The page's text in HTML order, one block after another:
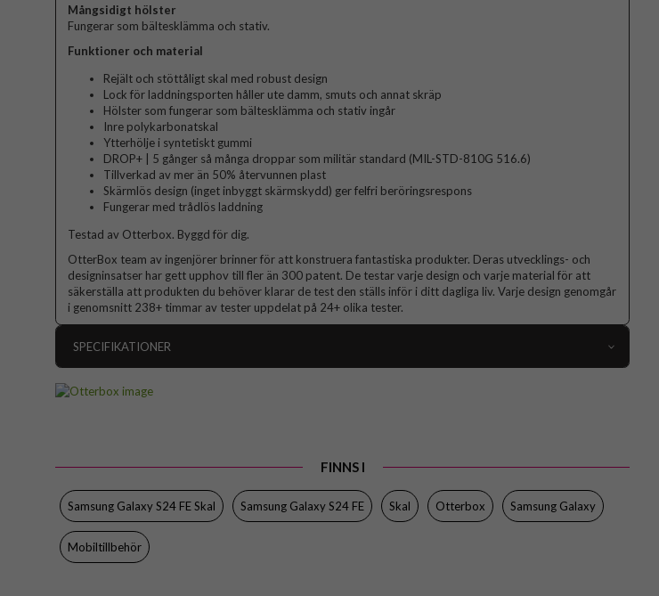
Mångsidigt hölster
Fungerar som bältesklämma och stativ.
Funktioner och material
Rejält och stöttåligt skal med robust design
Lock för laddningsporten håller ute damm, smuts och annat skräp
Hölster som fungerar som bältesklämma och stativ ingår
Inre polykarbonatskal
Ytterhölje i syntetiskt gummi
DROP+ | 5 gånger så många droppar som militär standard (MIL-STD-810G 516.6)
Tillverkad av mer än 50% återvunnen plast
Skärmlös design (inget inbyggt skärmskydd) ger felfri beröringsrespons
Fungerar med trådlös laddning
Testad av Otterbox. Byggd för dig.
OtterBox team av ingenjörer brinner för att konstruera fantastiska produkter. Deras utvecklings- och
designinsatser har gett upphov till fler än 300 patent. De testar varje design och varje material för att
säkerställa att produkten du behöver klarar de test den ställs inför i ditt dagliga liv. Varje design genomgår
i genomsnitt 238+ timmar av tester uppdelat på 24+ olika tester.
SPECIFIKATIONER
Egenskaper
Stöttålig, Trådlös laddning-kompatibel
Färg
Svart
Material
Hårdplast (PC), Mjukplast (TPU)
Varumärke
FINNS I
Samsung Galaxy S24 FE Skal Samsung Galaxy S24 FE Skal Otterbox Samsung Galaxy
Mobiltillbehör